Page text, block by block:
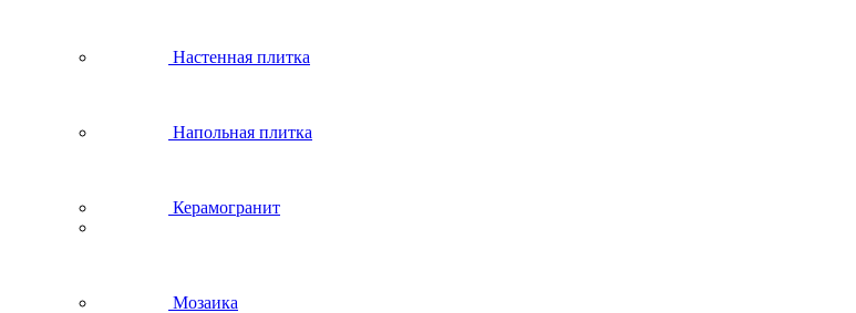
Настенная плитка
Напольная плитка
Керамогранит
Мозаика